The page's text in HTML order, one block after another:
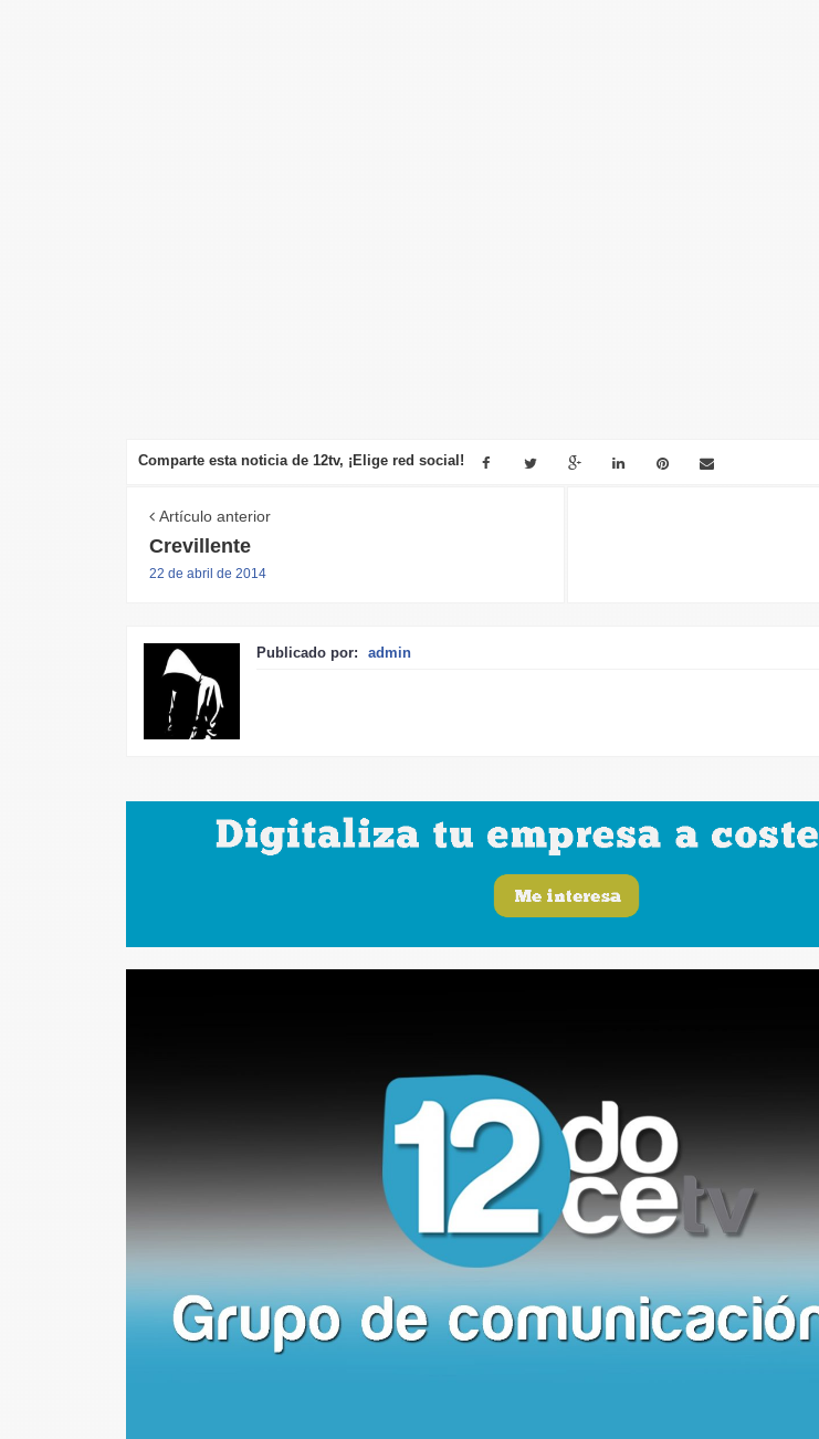
Comparte esta noticia de 12tv, ¡Elige red social!
Artículo anterior
Crevillente
22 de abril de 2014
Publicado por: admin